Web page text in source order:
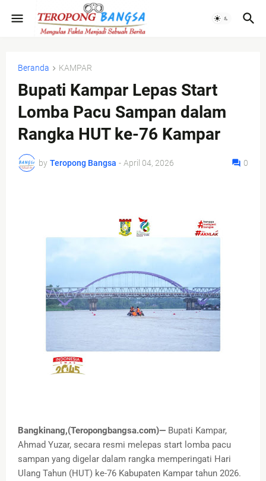
Beranda KAMPAR
Bupati Kampar Lepas Start
Lomba Pacu Sampan dalam
Rangka HUT ke-76 Kampar
by Teropong Bangsa - April 04, 2026 0
Bangkinang,(Teropongbangsa.com)— Bupati Kampar,
Ahmad Yuzar, secara resmi melepas start lomba pacu
sampan yang digelar dalam rangka memperingati Hari
Ulang Tahun (HUT) ke-76 Kabupaten Kampar tahun 2026.